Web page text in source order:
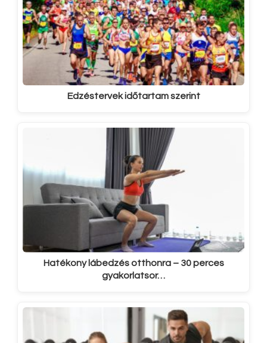
Edzéstervek időtartam szerint
Hatékony lábedzés otthonra – 30 perces
gyakorlatsor…